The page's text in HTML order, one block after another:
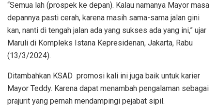
“Semua lah (prospek ke depan). Kalau namanya Mayor masa
depannya pasti cerah, karena masih sama-sama jalan gini
kan, nanti di tengah jalan ada yang sukses ada yang ini,” ujar
Maruli di Kompleks Istana Kepresidenan, Jakarta, Rabu
(13/3/2024).
Ditambahkan KSAD promosi kali ini juga baik untuk karier
Mayor Teddy. Karena dapat menambah pengalaman sebagai
prajurit yang pernah mendampingi pejabat sipil.